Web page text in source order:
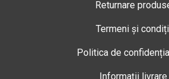
Returnare
Termeni și
Politica de
Informații livrare